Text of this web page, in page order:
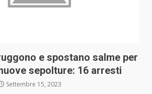
e spostano salme per
sepolture: 16 arresti
Settembre 15, 2023